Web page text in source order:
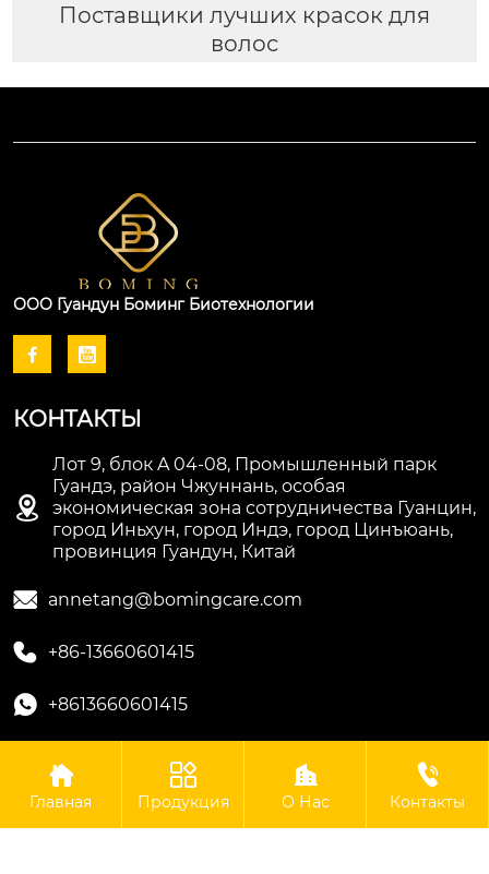
Поставщики лучших красок для
волос
ООО Гуандун Боминг Биотехнологии
 
КОНТАКТЫ

Лот 9, блок A 04-08, Промышленный парк
Гуандэ, район Чжуннань, особая
экономическая зона сотрудничества Гуанцин,
город Иньхун, город Индэ, город Цинъюань,
провинция Гуандун, Китай
 annetang@bomingcare.com
 +86-13660601415
 +8613660601415
Авторское право©ООО Гуандун Боминг Биотехнологии

Главная

Продукция

О Нас

Контакты